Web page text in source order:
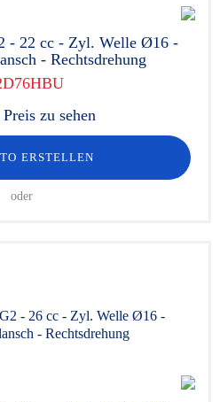
- 22 cc - Zyl. Welle Ø16 -
- Rechtsdrehung
zu sehen
ERSTELLEN
oder